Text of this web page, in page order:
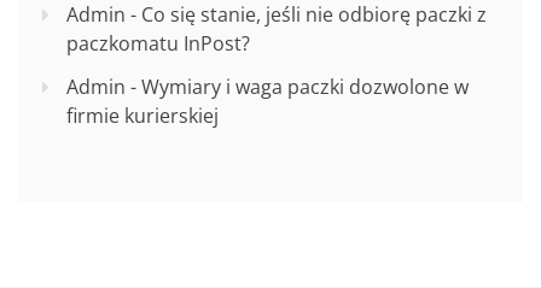
Admin - Co się stanie, jeśli nie odbiorę paczki z
paczkomatu InPost?
Admin -Wymiary i waga paczki dozwolone w
firmie kurierskiej